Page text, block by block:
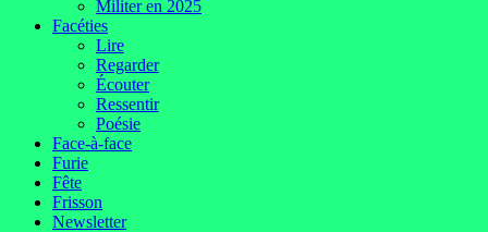
Militer en 2025
Facéties
Lire
Regarder
Écouter
Ressentir
Poésie
Face-à-face
Furie
Fête
Frisson
Newsletter